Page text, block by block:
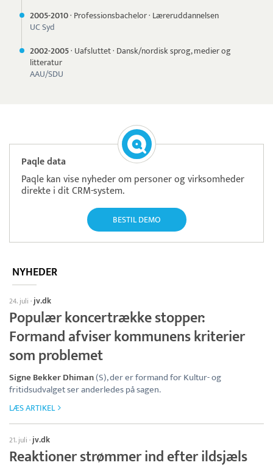
2005-2010· Professionsbachelor· Læreruddannelsen
UC Syd
2002-2005· Uafsluttet· Dansk/nordisk sprog, medier og
litteratur
AAU/SDU
Paqle data
Paqle kan vise nyheder om personer og virksomheder
direkte i dit CRM-system.
BESTIL DEMO
NYHEDER
24. juli ·jv.dk
Populær koncertrække stopper:
Formand afviser kommunens kriterier
som problemet
Signe Bekker Dhiman(S), der er formand for Kultur- og
fritidsudvalget ser anderledes på sagen.
LÆS ARTIKEL
21. juli ·jv.dk
Reaktioner strømmer ind efter ildsjæls